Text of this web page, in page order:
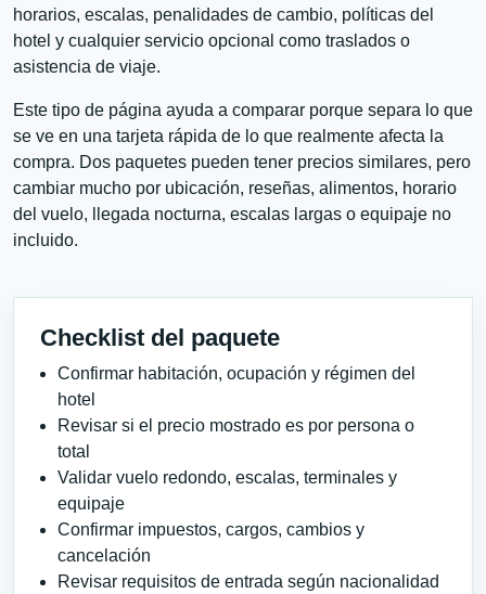
horarios, escalas, penalidades de cambio, políticas del
hotel y cualquier servicio opcional como traslados o
asistencia de viaje.
Este tipo de página ayuda a comparar porque separa lo que
se ve en una tarjeta rápida de lo que realmente afecta la
compra. Dos paquetes pueden tener precios similares, pero
cambiar mucho por ubicación, reseñas, alimentos, horario
del vuelo, llegada nocturna, escalas largas o equipaje no
incluido.
Checklist del paquete
Confirmar habitación, ocupación y régimen del
hotel
Revisar si el precio mostrado es por persona o
total
Validar vuelo redondo, escalas, terminales y
equipaje
Confirmar impuestos, cargos, cambios y
cancelación
Revisar requisitos de entrada según nacionalidad